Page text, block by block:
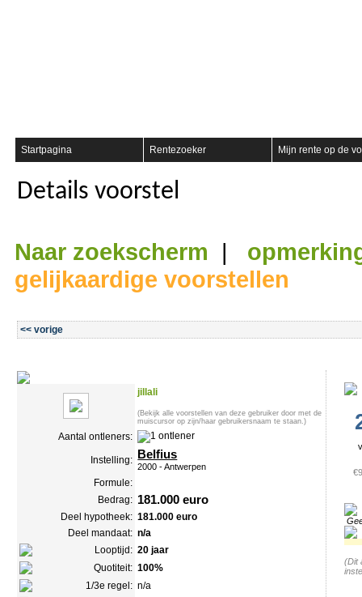
Startpagina Rentezoeker Mijn rente op de
Details voorstel
Naar zoekscherm |
gelijkaardige voorstellen
<< vorige
jillali
(Bekijk alle voorstellen van deze gebruiker door met de
muiscursor op zijn/haar gebruikersnaam te staan.)
Aantal ontleners:
Instelling: Belfius
2000 - Antwerpen
Formule:
Bedrag: 181.000 euro
Deel hypotheek: 181.000 euro
Deel mandaat: n/a
Looptijd: 20 jaar
Quotiteit: 100%
1/3e regel: n/a
(Dit